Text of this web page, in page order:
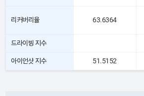
리커버리율 63.6364
드라이빙 지수
아이언샷 지수 51.5152